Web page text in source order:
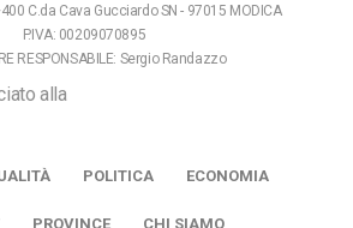
C.da Cava Gucciardo SN - 97015 MODICA
P.IVA: 00209070895
RESPONSABILE: Sergio Randazzo
alla
POLITICA ECONOMIA
PROVINCE CHI SIAMO